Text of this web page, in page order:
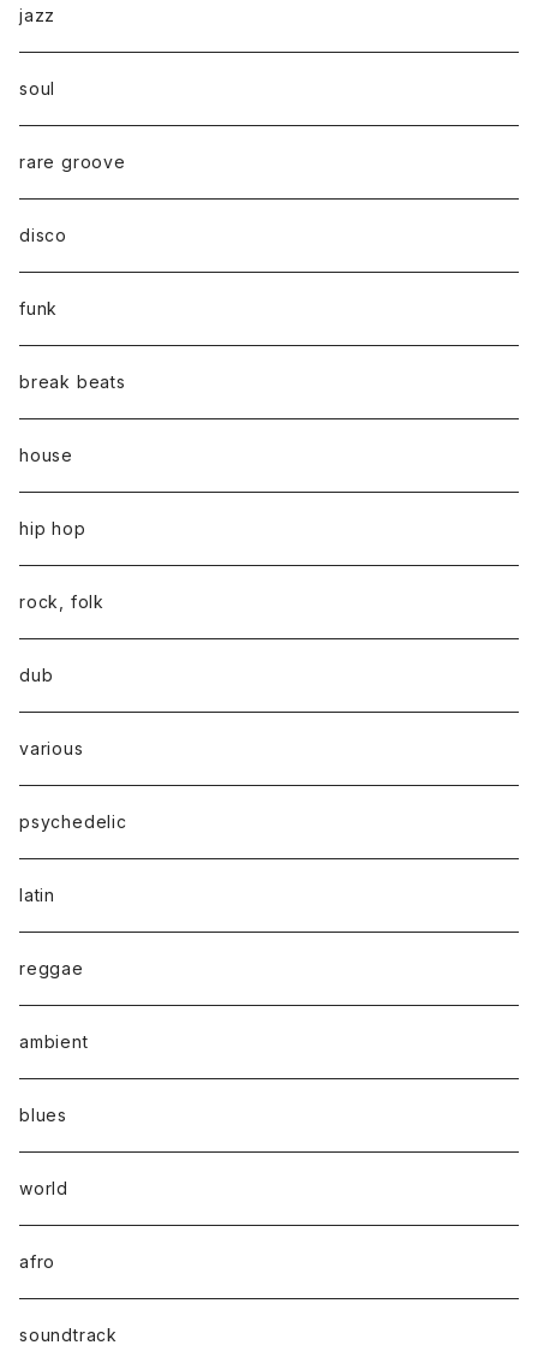
jazz
soul
rare groove
disco
funk
break beats
house
hip hop
rock, folk
dub
various
psychedelic
latin
reggae
ambient
blues
world
afro
soundtrack